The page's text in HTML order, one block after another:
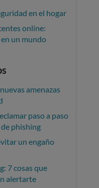
en el hogar
online:
un mundo
amenazas
paso a paso
de phishing
un engaño
7 cosas que
alertarte